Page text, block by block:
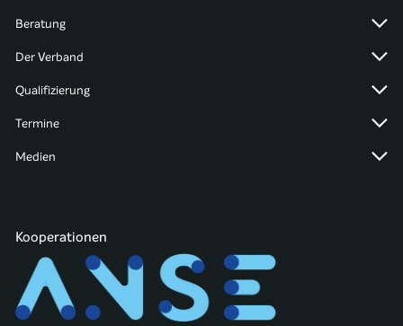
Beratung
Der Verband
Qualifizierung
Termine
Medien
Kooperationen